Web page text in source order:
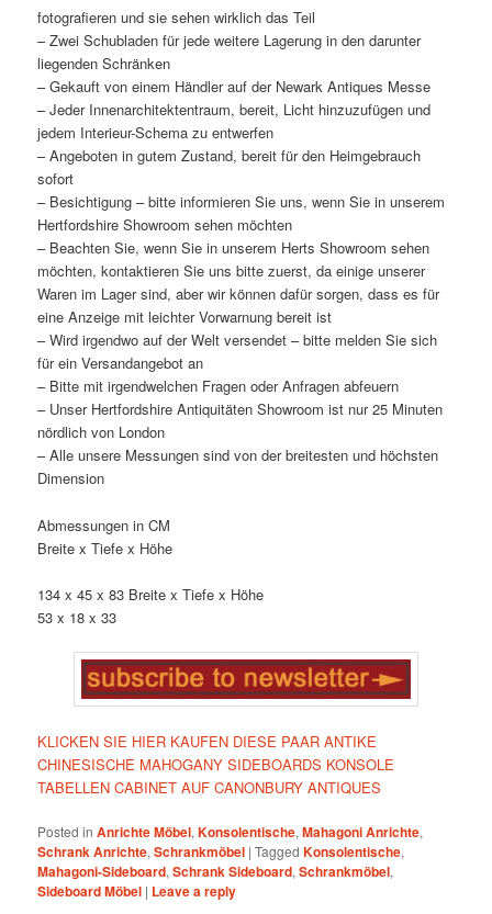
fotografieren und sie sehen wirklich das Teil
– Zwei Schubladen für jede weitere Lagerung in den darunter
liegenden Schränken
– Gekauft von einem Händler auf der Newark Antiques Messe
– Jeder Innenarchitektentraum, bereit, Licht hinzuzufügen und
jedem Interieur-Schema zu entwerfen
– Angeboten in gutem Zustand, bereit für den Heimgebrauch
sofort
– Besichtigung – bitte informieren Sie uns, wenn Sie in unserem
Hertfordshire Showroom sehen möchten
– Beachten Sie, wenn Sie in unserem Herts Showroom sehen
möchten, kontaktieren Sie uns bitte zuerst, da einige unserer
Waren im Lager sind, aber wir können dafür sorgen, dass es für
eine Anzeige mit leichter Vorwarnung bereit ist
– Wird irgendwo auf der Welt versendet – bitte melden Sie sich
für ein Versandangebot an
– Bitte mit irgendwelchen Fragen oder Anfragen abfeuern
– Unser Hertfordshire Antiquitäten Showroom ist nur 25 Minuten
nördlich von London
– Alle unsere Messungen sind von der breitesten und höchsten
Dimension
Abmessungen in CM
Breite x Tiefe x Höhe
134 x 45 x 83 Breite x Tiefe x Höhe
53 x 18 x 33
KLICKEN SIE HIER KAUFEN DIESE PAAR ANTIKE
CHINESISCHE MAHOGANY SIDEBOARDS KONSOLE
TABELLEN CABINET AUF CANONBURY ANTIQUES
Posted in Anrichte Möbel,Konsolentische,Mahagoni Anrichte,
Schrank Anrichte,Schrankmöbel |Tagged Konsolentische,
Mahagoni-Sideboard,Schrank Sideboard,Schrankmöbel,
Sideboard Möbel | Leave a reply